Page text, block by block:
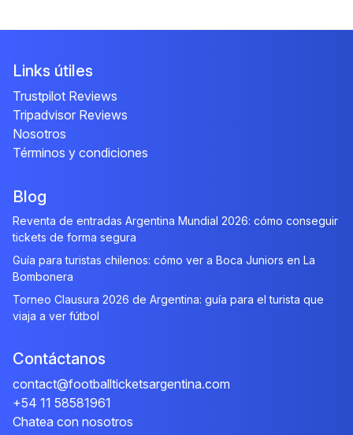
Links útiles
Trustpilot Reviews
Tripadvisor Reviews
Nosotros
Términos y condiciones
Blog
Reventa de entradas Argentina Mundial 2026: cómo conseguir
tickets de forma segura
Guía para turistas chilenos: cómo ver a Boca Juniors en La
Bombonera
Torneo Clausura 2026 de Argentina: guía para el turista que
viaja a ver fútbol
Contáctanos
contact@footballticketsargentina.com
+54 11 58581961
Chatea con nosotros